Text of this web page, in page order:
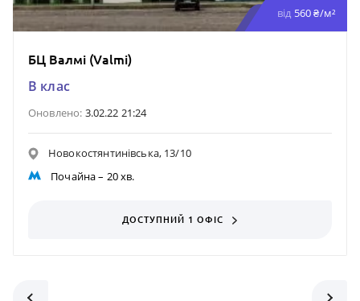
від 560 ₴/м²
БЦ Валмі (Valmi)
B клас
Оновлено: 3.02.22 21:24
Новокостянтинівська, 13/10
Почайна– 20 хв.
ДОСТУПНИЙ 1 ОФІС